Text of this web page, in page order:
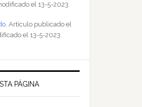
el 13-5-2023.
. Artículo publicado el
el 13-5-2023.
PÁGINA